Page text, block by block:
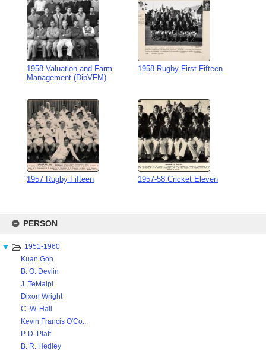
content
PERSON
1951-1960
Kuan Goh
B. O. Devlin
J. TeMaipi
Dixon Wright
C. W. Hall
Kevin Francis O'Co...
P. D. Platt
B. R. Hedley
1958 Valuation and Farm
Management (DipVFM)
1958 Rugby First Fifteen
1957 Rugby Fifteen 1957-58 Cricket Eleven